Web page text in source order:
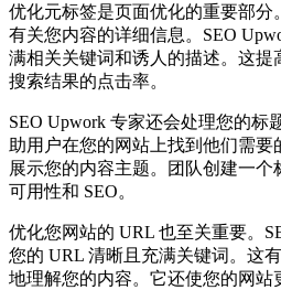
优化元标签是页面优化的重要部
有关您内容的详细信息。SEO
满相关关键词和诱人的描述。这提
搜索结果的点击率。
SEO Upwork 专家还会处理您的标
助用户在您的网站上找到他们需
展示您的内容主题。团队创建一
可用性和 SEO。
优化您网站的 URL 也至关重要。
您的 URL 清晰且充满关键词。这
地理解您的内容。它还使您的网站